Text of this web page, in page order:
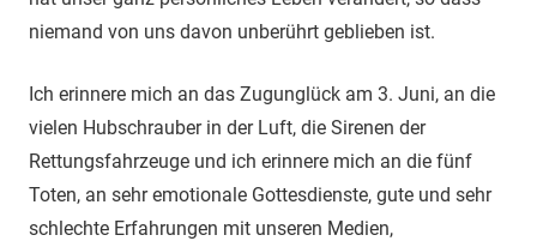
niemand von uns davon unberührt geblieben ist.
Ich erinnere mich an das Zugunglück am 3. Juni, an die
vielen Hubschrauber in der Luft, die Sirenen der
Rettungsfahrzeuge und ich erinnere mich an die fünf
Toten, an sehr emotionale Gottesdienste, gute und sehr
schlechte Erfahrungen mit unseren Medien,